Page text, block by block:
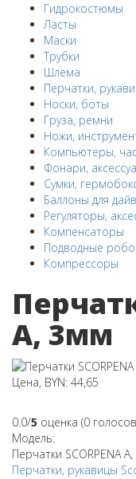
Гидрокостюмы
Ласты
Маски
Трубки
Шлема
Перчатки,
Носки, боты
Груза, ремни
Ножи,
Компьютеры,
Фонари,
Сумки,
Баллоны для
Регуляторы,
Компенсаторы
Подводные
Компрессоры
A, 3мм
Цена, BYN: 44,65
0.0/5 оценка (0
Модель:
Перчатки SCORPENA
Перчатки, рукавицы